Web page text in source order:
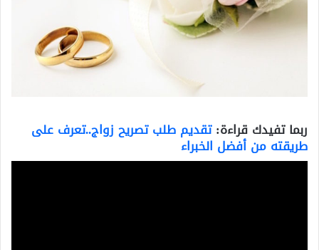
ربما تفيدك قراءة:تقديم طلب تصريح زواج..تعرف على
طريقته من أفضل الخبراء